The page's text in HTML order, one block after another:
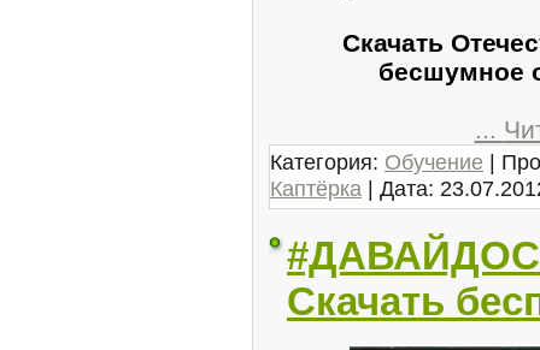
Скачать
бесшумное
...
Категория: Обучение |
Каптёрка | Дата:
Скачать